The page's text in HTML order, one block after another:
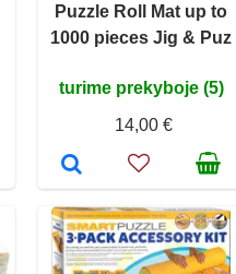
Puzzle Roll Mat up to
1000 pieces Jig & Puz
turime prekyboje (5)
14,00 €